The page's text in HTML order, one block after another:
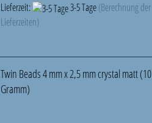
Lieferzeit: 3-5 Tage(Berechnung der
Lieferzeiten)
Twin Beads 4 mm x 2,5 mm crystal matt (10
Gramm)